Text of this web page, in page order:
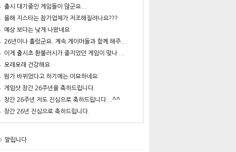
출시 대기중인 게임들이 많군요...
올해 지스타는 참가업체가 저조해질려나요???
예상 보다는 낮게 나왔네요
26년이나 흘렀군요. 계속 게이머들과 함께 해주...
이게 출시초 환불러시가 줄지었던 게임이 맞나 ...
오래오래 건강해요
뭔가 바뀌었다고 하기에는 미묘하네요
게임샷 창간 26주년을 축하드립니다.
창간 26주년 저도 진심으로 축하드립니다...^^
창간 26년 진심으로 축하드립니다.
알립니다